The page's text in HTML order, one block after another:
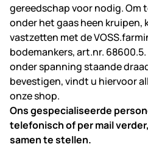
gereedschap voor nodig. Om
onder het gaas heen kruipen,
vastzetten met de
bodemankers, art.nr.
onder spanning staande
bevestigen, vindt u hiervoor
onze shop.
Ons gespecialiseerde
telefonisch of per mail
samen te stellen.